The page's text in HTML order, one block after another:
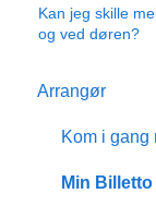
Kan jeg skille
og ved døren?
Arrangør
Kom i gang
Min Billetto